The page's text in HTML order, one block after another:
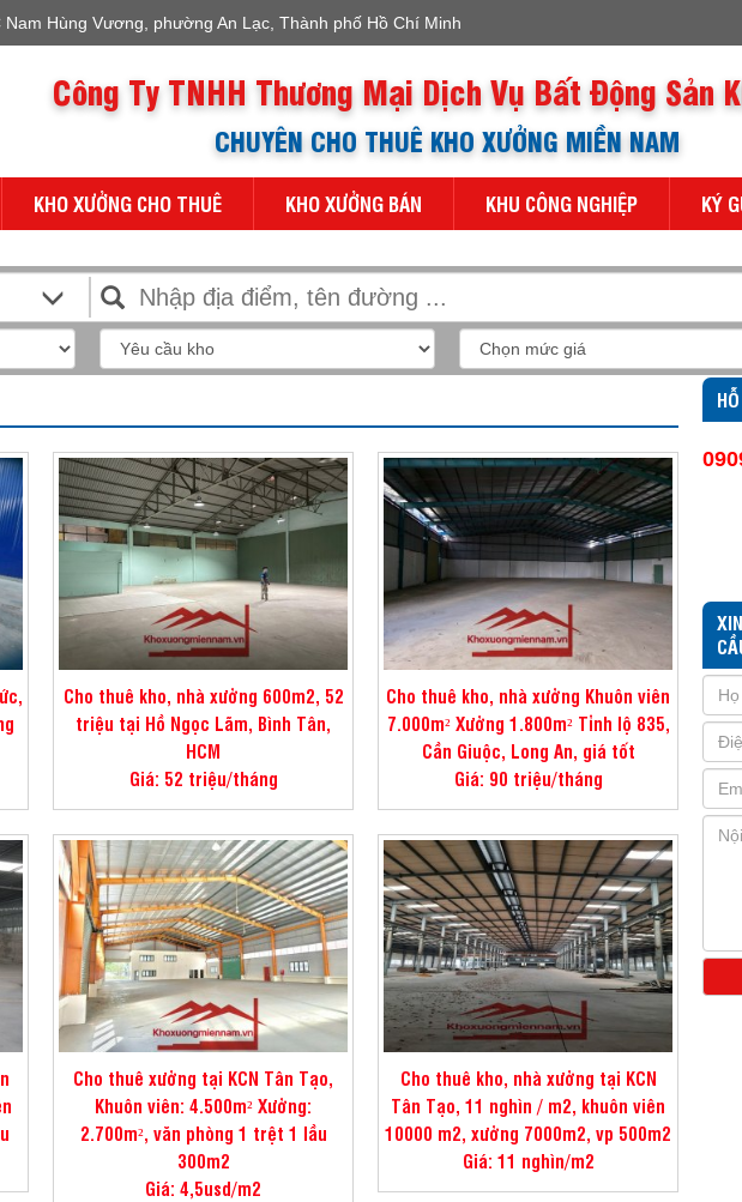
Hùng Vương, phường An Lạc, Thành phố Hồ Chí Minh
Công Ty TNHH Thương Mại Dịch Vụ Bất Động Sản
CHUYÊN CHO THUÊ KHO XƯỞNG MIỀN NAM
KHO XƯỞNG CHO THUÊ KHO XƯỞNG BÁN KHU CÔNG NGHIỆP KÝ
Cho thuê kho, nhà xưởng 600m2, 52
triệu tại Hồ Ngọc Lãm, Bình Tân,
HCM
Giá: 52 triệu/tháng
Cho thuê kho, nhà xưởng Khuôn viên
7.000m² Xưởng 1.800m² Tỉnh lộ 835,
Cần Giuộc, Long An, giá tốt
Giá: 90 triệu/tháng
Cho thuê xưởng tại KCN Tân Tạo,
Khuôn viên: 4.500m² Xưởng:
2.700m², văn phòng 1 trệt 1 lầu
300m2
Giá: 4,5usd/m2
Cho thuê kho, nhà xưởng tại KCN
Tân Tạo, 11 nghìn / m2, khuôn viên
10000 m2, xưởng 7000m2, vp 500m2
Giá: 11 nghìn/m2